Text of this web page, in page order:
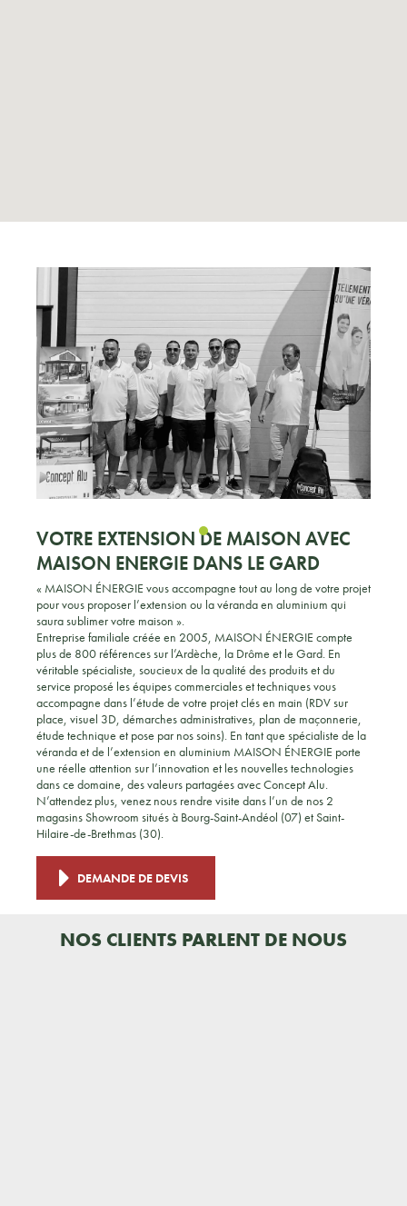
VOTRE EXTENSION DE MAISON AVEC
MAISON ENERGIE DANS LE GARD
« MAISON ÉNERGIE vous accompagne tout au long de votre projet
pour vous proposer l’extension ou la véranda en aluminium qui
saura sublimer votre maison ».
Entreprise familiale créée en 2005, MAISON ÉNERGIE compte
plus de 800 références sur l’Ardèche, la Drôme et le Gard. En
véritable spécialiste, soucieux de la qualité des produits et du
service proposé les équipes commerciales et techniques vous
accompagne dans l’étude de votre projet clés en main (RDV sur
place, visuel 3D, démarches administratives, plan de maçonnerie,
étude technique et pose par nos soins). En tant que spécialiste de la
véranda et de l’extension en aluminium MAISON ÉNERGIE porte
une réelle attention sur l’innovation et les nouvelles technologies
dans ce domaine, des valeurs partagées avec Concept Alu.
N’attendez plus, venez nous rendre visite dans l’un de nos 2
magasins Showroom situés à Bourg-Saint-Andéol (07) et Saint-
Hilaire-de-Brethmas (30).
DEMANDE DE DEVIS
NOS CLIENTS PARLENT DE NOUS